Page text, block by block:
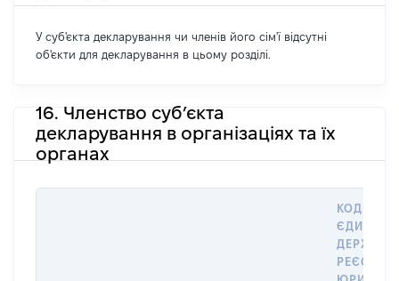
У суб'єкта декларування чи членів його сім'ї відсутні
об'єкти для декларування в цьому розділі.
16. Членство суб’єкта
декларування в організаціях та їх
органах
КОД В
РЕЄСТРІ